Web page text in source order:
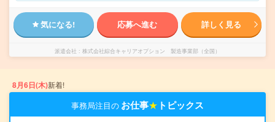
気になる! 応募へ進む 詳しく見る
派遣会社 株式会社綜合キャリアオプション 製造事業部（全国）
8月6日(木)新着!
事務局注目の お仕事★ トピックス